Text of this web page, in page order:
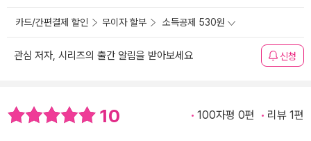
카드/간편결제 할인 무이자 할부 소득공제 530원
관심 저자, 시리즈의 출간 알림을 받아보세요 신청
10 100자평 0편 리뷰 1편